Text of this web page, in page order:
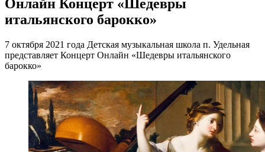
Онлайн Концерт «Шедевры
итальянского барокко»
7 октября 2021 года Детская музыкальная школа п. Удельная
представляет Концерт Онлайн «Шедевры итальянского
барокко»